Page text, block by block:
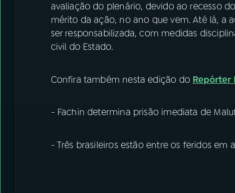
avaliação do plenário, devido ao recesso
mérito da ação, no ano que vem. Até lá, a
ser responsabilizada, com medidas
civil do Estado.
Confira também nesta edição do Repórter
- Fachin determina prisão imediata de
- Três brasileiros estão entre os feridos em